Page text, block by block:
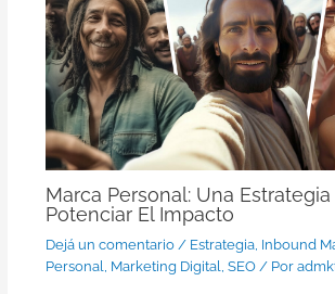
Marca Personal: Una Estrategia
Potenciar El Impacto
Dejá un comentario / Estrategia, Inbound
Personal, Marketing Digital, SEO/ Por